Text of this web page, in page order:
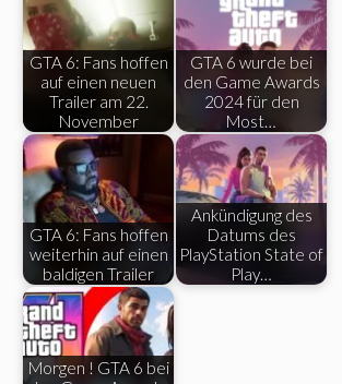
GTA 6: Fans hoffen
auf einen neuen
Trailer am 22.
November
GTA 6 wurde bei
den Game Awards
2024 für den
Most…
GTA 6: Fans hoffen
weiterhin auf einen
baldigen Trailer
Ankündigung des
Datums des
PlayStation State of
Play…
Morgen ! GTA 6 bei